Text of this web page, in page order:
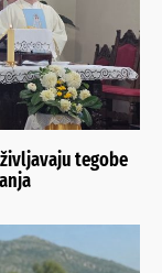
tegobe